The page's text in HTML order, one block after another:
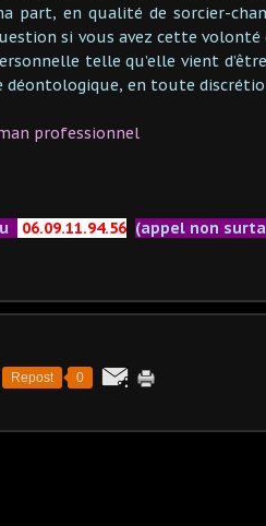
part, en qualité de sorcier-
si vous avez cette volonté
telle qu’elle vient
déontologique, en toute
professionnel
06.09.11.94.56 (appel non
Repost 0